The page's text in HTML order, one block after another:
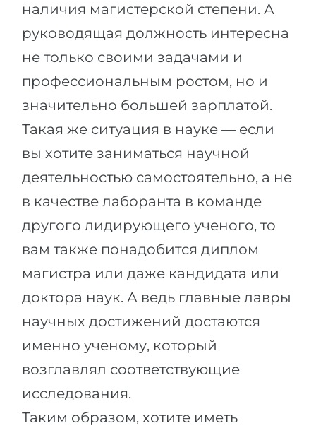
наличия магистерской степени. А
руководящая должность интересна
не только своими задачами и
профессиональным ростом, но и
значительно большей зарплатой.
Такая же ситуация в науке — если
вы хотите заниматься научной
деятельностью самостоятельно, а не
в качестве лаборанта в команде
другого лидирующего ученого, то
вам также понадобится диплом
магистра или даже кандидата или
доктора наук. А ведь главные лавры
научных достижений достаются
именно ученому, который
возглавлял соответствующие
исследования.
Таким образом, хотите иметь